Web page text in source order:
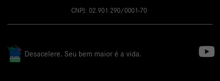
CNPJ: 02.901.290/0001-70
Desacelere. Seu bem maior é a vida.